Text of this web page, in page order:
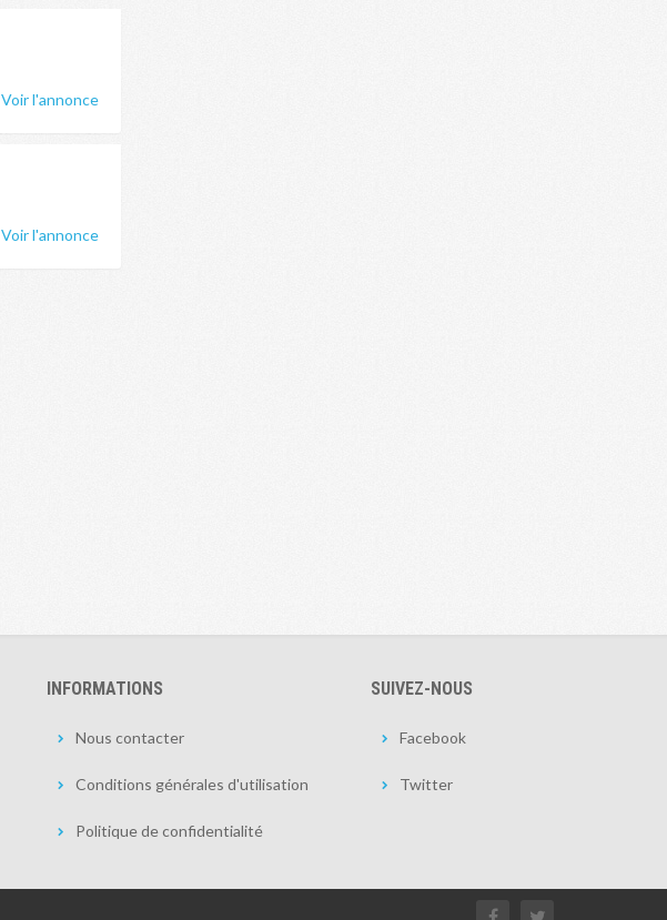
Voir l'annonce
Voir l'annonce
INFORMATIONS
Nous contacter
Conditions générales d'utilisation
Politique de confidentialité
SUIVEZ-NOUS
Facebook
Twitter